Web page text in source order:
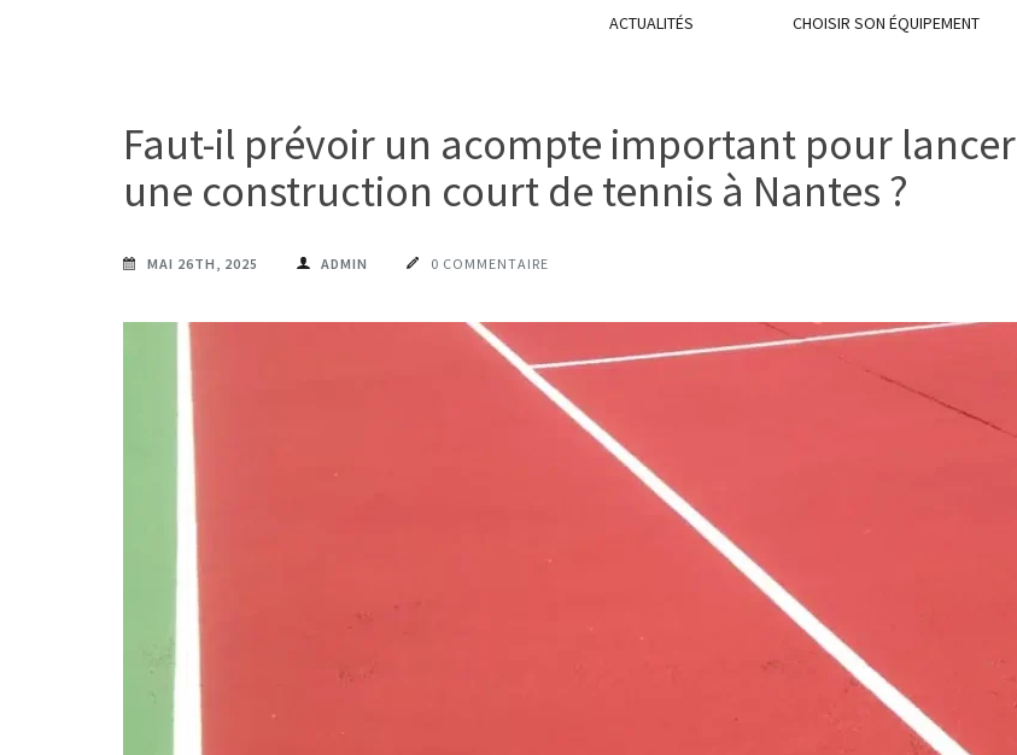
ACTUALITÉS CHOISIR SON ÉQUIPEMENT
Faut-il prévoir un acompte important pour lancer
une construction court de tennis à Nantes ?
MAI 26TH, 2025 ADMIN 0 COMMENTAIRE